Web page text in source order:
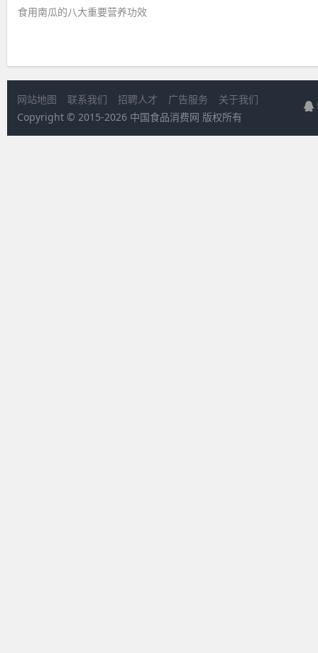
食用南瓜的八大重要营养功效 ​
网站地图 联系我们 招聘人才 广告服务
关于我们
Copyright © 2015-2026 中国食品消费网 版权所有